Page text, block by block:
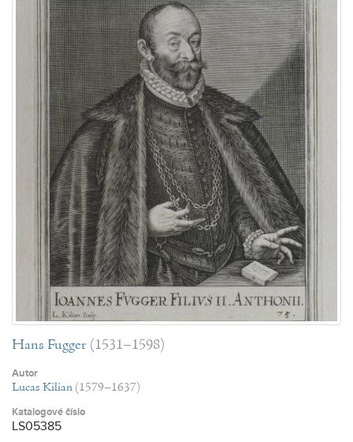
Hans Fugger (1531–1598)
Autor
Lucas Kilian (1579–1637)
Katalogové číslo
LS05385